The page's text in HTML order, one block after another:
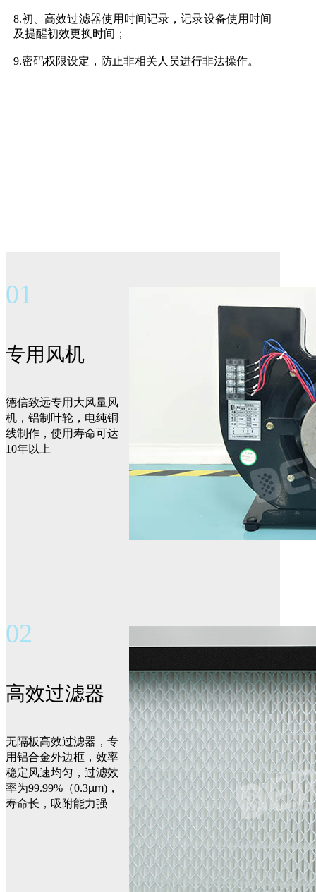
8.初、高效过滤器使用时间记录，记录设备使用时间
及提醒初效更换时间；
9.密码权限设定，防止非相关人员进行非法操作。
01
专用风机
德信致远专用大风量风
机，铝制叶轮，电纯铜
线制作，使用寿命可达
10年以上
02
高效过滤器
无隔板高效过滤器，专
用铝合金外边框，效率
稳定风速均匀，过滤效
率为99.99%（0.3µm)，
寿命长，吸附能力强